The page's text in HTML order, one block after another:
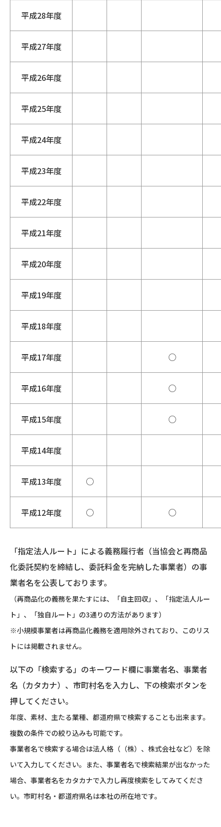
平成28年度
平成27年度
平成26年度
平成25年度
平成24年度
平成23年度
平成22年度
平成21年度
平成20年度
平成19年度
平成18年度
平成17年度 ○
平成16年度 ○
平成15年度 ○
平成14年度
平成13年度 ○
平成12年度 ○ ○
「指定法人ルート」による義務履行者（当協会と再商品
化委託契約を締結し、委託料金を完納した事業者）の事
業者名を公表しております。
（再商品化の義務を果たすには、「自主回収」、「指定法人ルー
ト」、「独自ルート」の3通りの方法があります）
※小規模事業者は再商品化義務を適用除外されており、このリス
トには掲載されません。
以下の「検索する」のキーワード欄に事業者名、事業者
名（カタカナ）、市町村名を入力し、下の検索ボタンを
押してください。
年度、素材、主たる業種、都道府県で検索することも出来ます。
複数の条件での絞り込みも可能です。
事業者名で検索する場合は法人格（（株）、株式会社など）を除
いて入力してください。また、事業者名で検索結果が出なかった
場合、事業者名をカタカナで入力し再度検索をしてみてくださ
い。市町村名・都道府県名は本社の所在地です。